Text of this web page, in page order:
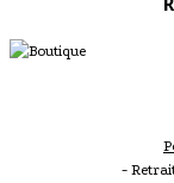
-